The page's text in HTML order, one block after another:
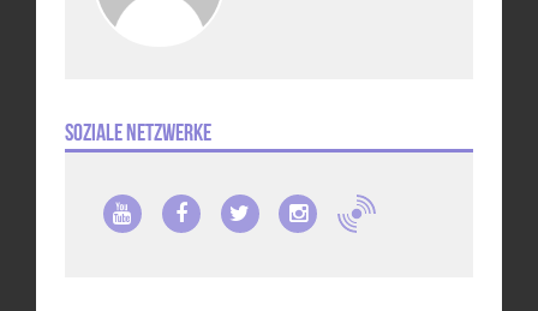
Soziale Netzwerke